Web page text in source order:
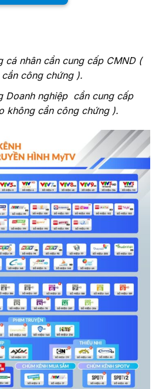
cá nhân cần cung cấp CMND (
công chứng ).
Doanh nghiệp cần cung cấp
không cần công chứng ).